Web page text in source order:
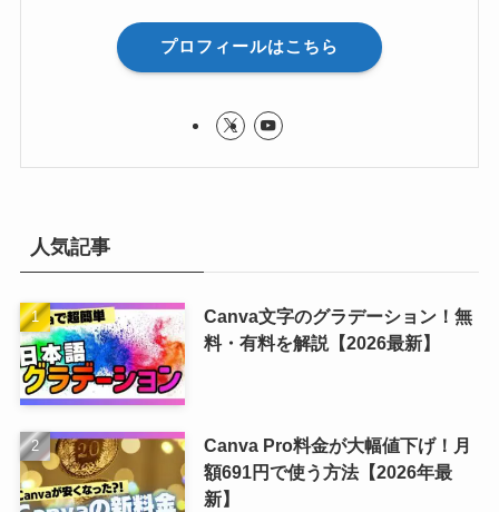
プロフィールはこちら
人気記事
Canva文字のグラデーション！無
料・有料を解説【2026最新】
Canva Pro料金が大幅値下げ！月
額691円で使う方法【2026年最
新】